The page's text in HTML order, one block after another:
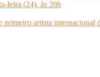
feira (24), às 20h
artista internacional